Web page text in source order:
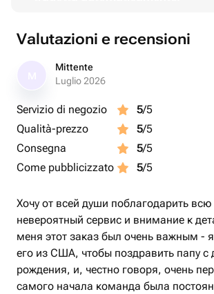
Valutazioni e recensioni
Mittente
Luglio 2026
Servizio di negozio 5/5
Qualità-prezzo
5/5
Consegna
5/5
Come pubblicizzato
5/5
Хочу от всей души поблагодарить
невероятный сервис и внимание к
меня этот заказ был очень важным -
его из США, чтобы поздравить папу с
рождения, и, честно говоря, очень
самого начала команда была